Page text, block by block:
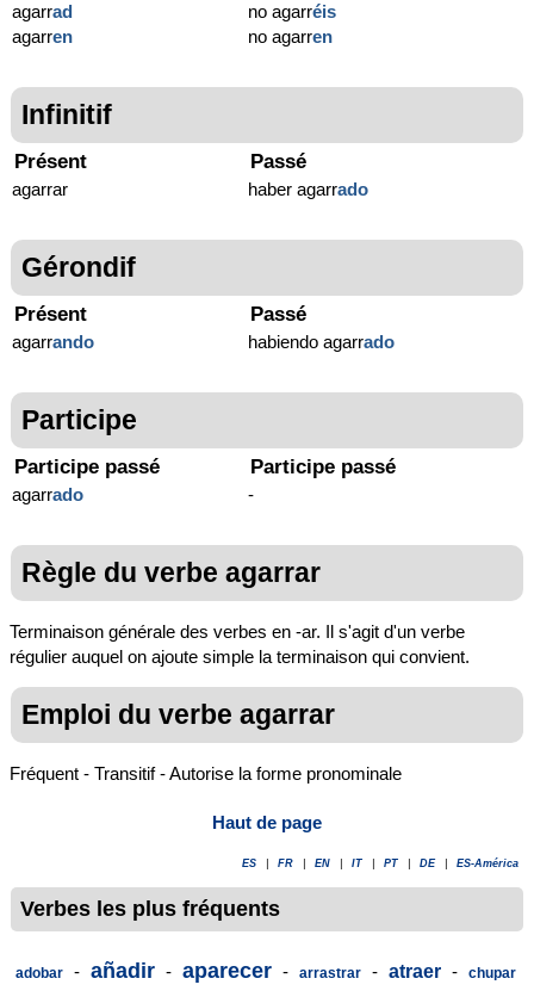
agarrad
agarren
no agarréis
no agarren
Infinitif
Présent
agarrar
Passé
haber agarrado
Gérondif
Présent
agarrando
Passé
habiendo agarrado
Participe
Participe passé
agarrado
Participe passé
-
Règle du verbe agarrar
Terminaison générale des verbes en -ar. Il s'agit d'un verbe
régulier auquel on ajoute simple la terminaison qui convient.
Emploi du verbe agarrar
Fréquent - Transitif - Autorise la forme pronominale
Haut de page
ES FR EN IT PT DE ES-América
Verbes les plus fréquents
adobar - añadir - aparecer - arrastrar - atraer - chupar